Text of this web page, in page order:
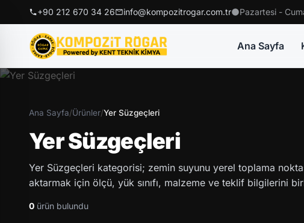
+90 212 670 34 26 info@kompozitrogar.com.tr Pazartesi -
Ana Sayfa
Ana Sayfa/Ürünler/Yer Süzgeçleri
Yer Süzgeçleri
Yer Süzgeçleri kategorisi; zemin suyunu yerel toplama
aktarmak için ölçü, yük sınıfı, malzeme ve teklif bilgilerini
0 ürün bulundu